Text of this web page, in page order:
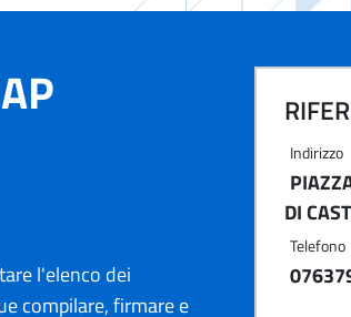
l'elenco dei
compilare, firmare e
Indirizzo
DI
Telefono